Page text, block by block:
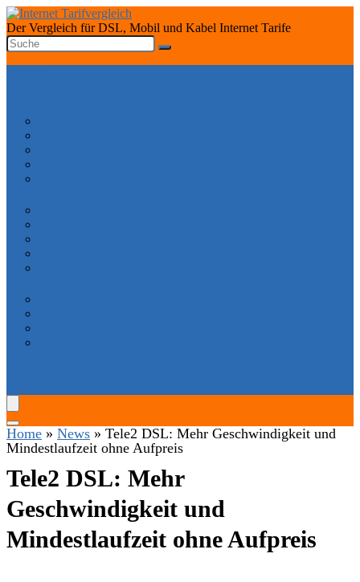
Der Vergleich für DSL, Mobil und Kabel Internet Tarife
Home » News » Tele2 DSL: Mehr Geschwindigkeit und
Mindestlaufzeit ohne Aufpreis
Tele2 DSL: Mehr
Geschwindigkeit und
Mindestlaufzeit ohne Aufpreis